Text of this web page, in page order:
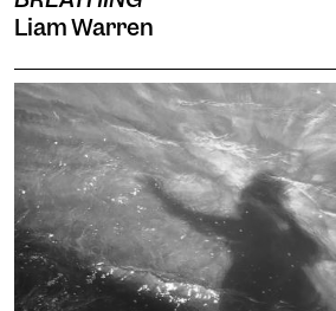
contraste amélioré.
Agrandit les textes, modifie
la police d'écriture,
stoppe les contenus
animés.
Taille du texte
Contrastes
Liam Warren